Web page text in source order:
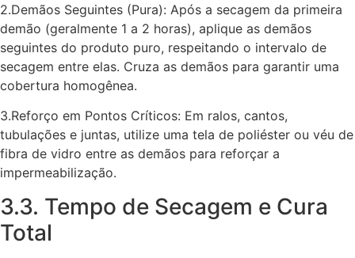
2.Demãos Seguintes (Pura): Após a secagem da primeira
demão (geralmente 1 a 2 horas), aplique as demãos
seguintes do produto puro, respeitando o intervalo de
secagem entre elas. Cruza as demãos para garantir uma
cobertura homogênea.
3.Reforço em Pontos Críticos: Em ralos, cantos,
tubulações e juntas, utilize uma tela de poliéster ou véu de
fibra de vidro entre as demãos para reforçar a
impermeabilização.
3.3. Tempo de Secagem e Cura
Total